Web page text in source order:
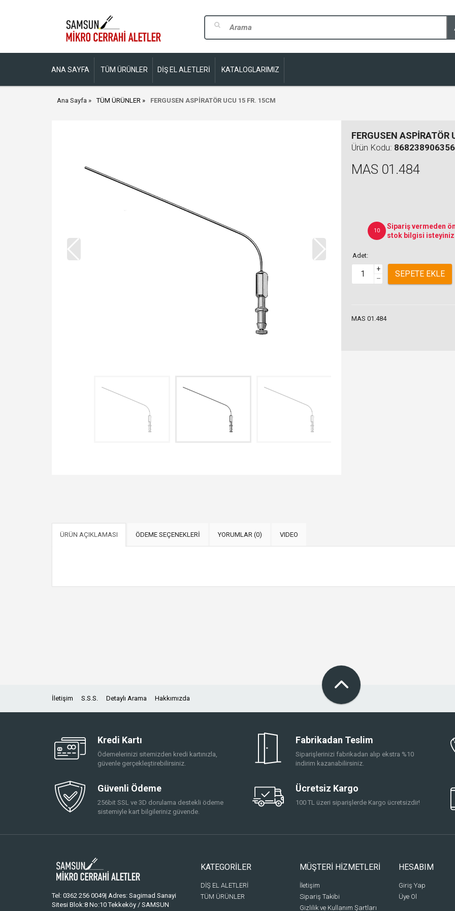
ANA SAYFA TÜM ÜRÜNLER DİŞ EL ALETLERİ KATALOGLARIMIZ
Ana Sayfa TÜM ÜRÜNLER FERGUSEN ASPİRATÖR UCU 15 FR. 15CM
FERGUSEN ASPİRATÖR
Ürün Kodu:
MAS 01.484
10
Sipariş vermeden
stok bilgisi
Adet:
+
–
SEPETE EKLE
MAS 01.484
ÜRÜN AÇIKLAMASI ÖDEME SEÇENEKLERİ YORUMLAR (0) VIDEO
İletişim S.S.S. Detaylı Arama Hakkımızda
Kredi Kartı
Ödemelerinizi sitemizden kredi kartınızla,
güvenle gerçekleştirebilirsiniz.
Fabrikadan Teslim
Siparişlerinizi fabrikadan alıp ekstra %10
indirim kazanabilirsiniz.
Güvenli Ödeme
256bit SSL ve 3D dorulama destekli ödeme
sistemiyle kart bilgileriniz güvende.
Ücretsiz Kargo
100 TL üzeri siparişlerde Kargo ücretsizdir!
Tel: 0362 256 0049| Adres: Sagimad Sanayi
Sitesi Blok:8 No:10 Tekkeköy / SAMSUN
KATEGORİLER
DİŞ EL ALETLERİ
TÜM ÜRÜNLER
MÜŞTERİ HİZMETLERİ
İletişim
Sipariş Takibi
Gizlilik ve Kullanım Şartları
HESABIM
Giriş Yap
Üye Ol